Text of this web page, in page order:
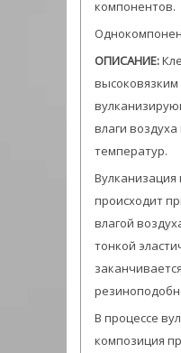
компонентов.
ОПИСАНИЕ:
высоковязким
влаги
темпеpатуp.
Вулканизация
происходит
влагой
тонкой
В процессе
композиция